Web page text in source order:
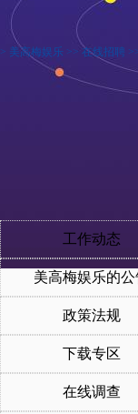
> 美高梅娱乐 >> 在线招聘
工作动态
美高梅娱乐的公
政策法规
下载专区
在线调查